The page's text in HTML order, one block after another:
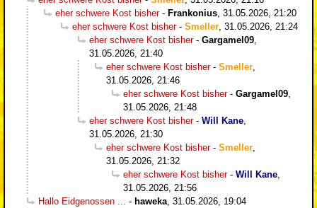
eher schwere Kost bisher- Frankonius 31.05.2026, 21:20
eher schwere Kost bisher- Smeller 31.05.2026, 21:24
eher schwere Kost bisher- Gargamel09
31.05.2026, 21:40
eher schwere Kost bisher- Smeller
31.05.2026, 21:46
eher schwere Kost bisher- Gargamel09
31.05.2026, 21:48
eher schwere Kost bisher- Will Kane
31.05.2026, 21:30
eher schwere Kost bisher- Smeller
31.05.2026, 21:32
eher schwere Kost bisher- Will Kane
31.05.2026, 21:56
Hallo Eidgenossen ...
- haweka 31.05.2026, 19:04